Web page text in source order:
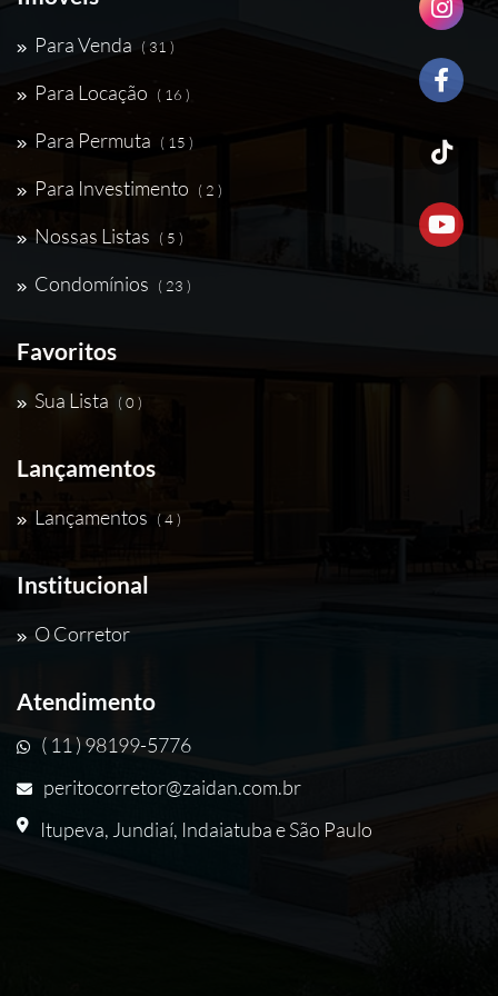
Para Venda ( 31 )
Para Locação ( 16 )
Para Permuta ( 15 )
Para Investimento ( 2 )
Nossas Listas ( 5 )
Condomínios ( 23 )
Favoritos
Sua Lista ( 0 )
Lançamentos
Lançamentos ( 4 )
Institucional
O Corretor
Atendimento
( 11 ) 98199-5776
peritocorretor@zaidan.com.br
Itupeva, Jundiaí, Indaiatuba e São Paulo